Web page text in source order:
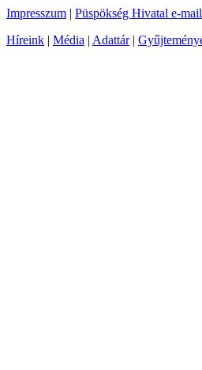
Impresszum | Püspökség Hivatal e-mail
Híreink | Média | Adattár|